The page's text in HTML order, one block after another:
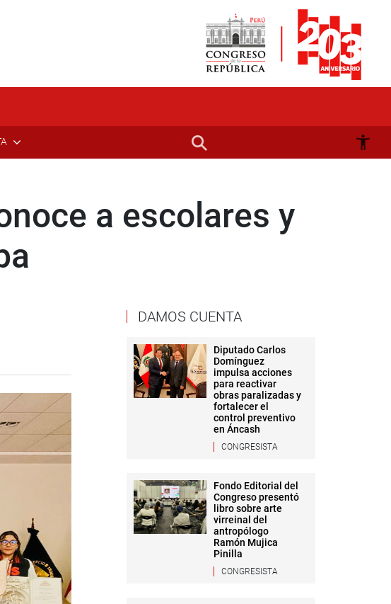
a escolares y
DAMOS CUENTA
Diputado Carlos
Domínguez
impulsa acciones
para reactivar
obras paralizadas y
fortalecer el
control preventivo
en Áncash
CONGRESISTA
Fondo Editorial del
Congreso presentó
libro sobre arte
virreinal del
antropólogo
Ramón Mujica
Pinilla
CONGRESISTA